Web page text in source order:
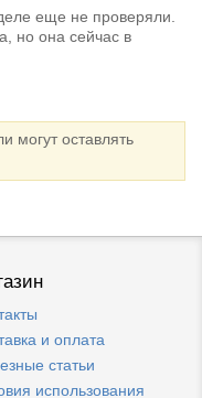
еще не проверяли.
но она сейчас в
могут оставлять
и оплата
статьи
использования